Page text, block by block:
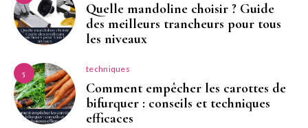
Quelle mandoline choisir ? Guide
des meilleurs trancheurs pour tous
les niveaux
5 techniques
Comment empêcher les carottes de
bifurquer : conseils et techniques
efficaces